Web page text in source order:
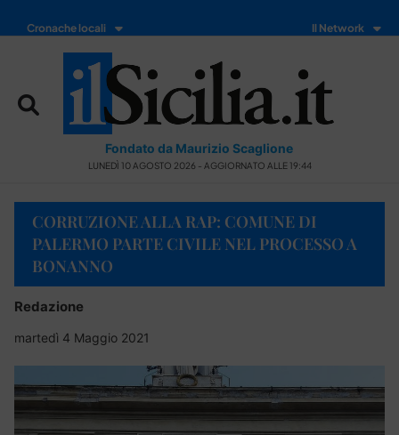
Cronache locali Il Network
Fondato da Maurizio Scaglione
LUNEDÌ 10 AGOSTO 2026 - AGGIORNATO ALLE 19:44
CORRUZIONE ALLA RAP: COMUNE DI
PALERMO PARTE CIVILE NEL PROCESSO A
BONANNO
Redazione
martedì 4 Maggio 2021